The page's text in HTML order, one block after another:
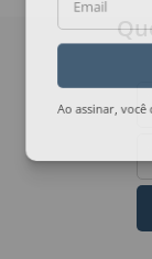
Email
Ao assinar, você